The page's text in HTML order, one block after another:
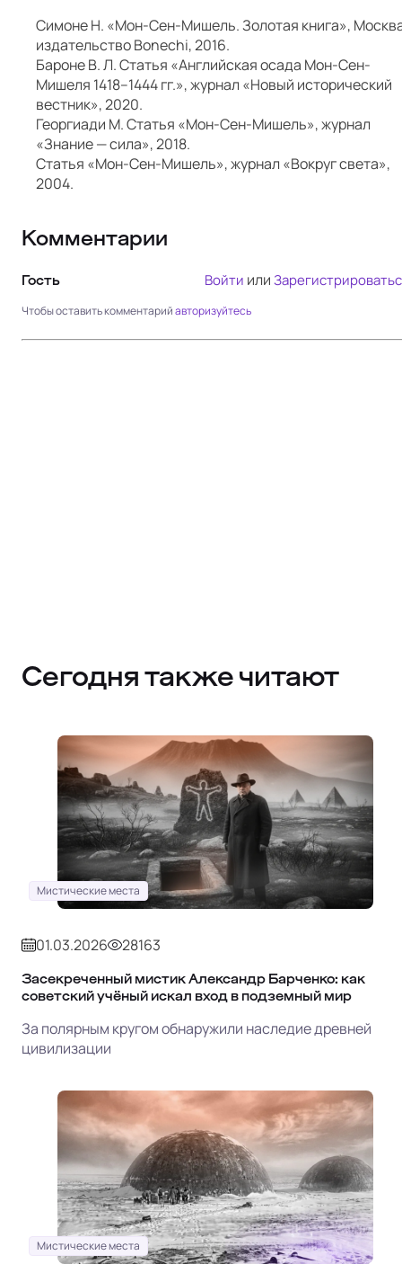
Симоне Н. «Мон-Сен-Мишель. Золотая книга»,
издательство Bonechi, 2016.
Бароне В. Л. Статья «Английская осада Мон-Сен-
Мишеля 1418–1444 гг.», журнал «Новый исторический
вестник», 2020.
Георгиади М. Статья «Мон-Сен-Мишель», журнал
«Знание — сила», 2018.
Статья «Мон-Сен-Мишель», журнал «Вокруг света»,
2004.
Комментарии
Гость Войти или
Чтобы оставить комментарийавторизуйтесь
Сегодня также читают
Мистические места
01.03.2026 28163
Засекреченный мистик Александр Барченко: как
советский учёный искал вход в подземный мир
За полярным кругом обнаружили наследие древней
цивилизации
Мистические места